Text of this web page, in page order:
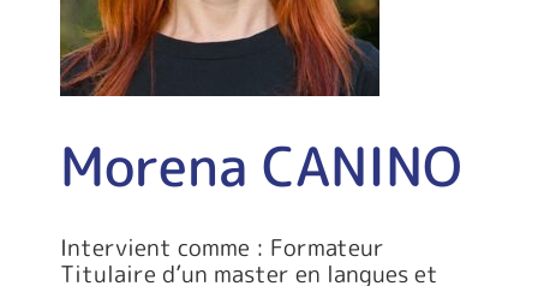
Morena CANINO
Intervient comme : Formateur
Titulaire d’un master en langues et